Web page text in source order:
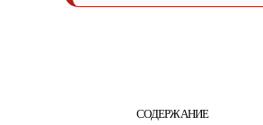
СОДЕРЖАНИЕ